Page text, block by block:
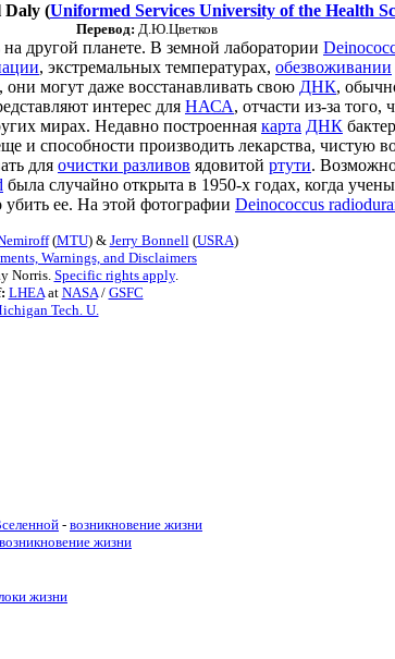
Daly (Uniformed Services University of the Health
Перевод: Д.Ю.Цветков
другой планете. В земной лаборатории
, экстремальных температурах, обезвоживании
могут даже восстанавливать свою ДНК,
интерес для НАСА, отчасти из-за
мирах. Недавно построенная карта ДНК
и способности производить лекарства, чистую
для очистки разливов ядовитой ртути.
была случайно открыта в 1950-х годах, когда
убить ее. На этой фотографии Deinococcus
(MTU) & Jerry Bonnell(USRA)
Warnings, and Disclaimers
Norris.Specific rights apply.
LHEAat NASA/ GSFC
Tech. U.
- возникновение жизни
возникновение жизни
жизни